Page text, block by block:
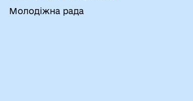
Молодіжна рада